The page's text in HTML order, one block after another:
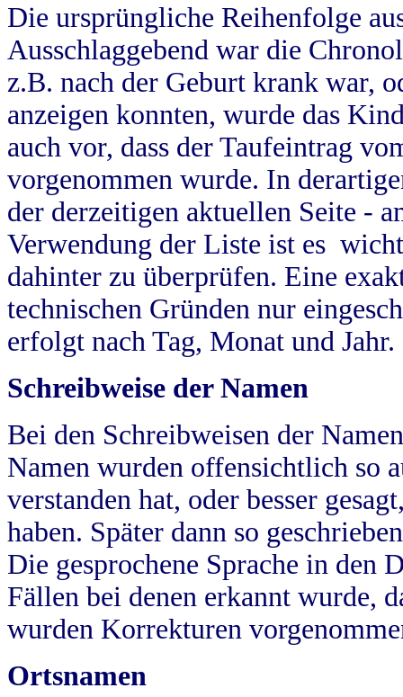
Die ursprüngliche Reihenfolge
Ausschlaggebend war die
z.B. nach der Geburt krank war,
anzeigen konnten, wurde das
auch vor, dass der Taufeintrag
vorgenommen wurde. In
der derzeitigen aktuellen Seite -
Verwendung der Liste ist es
dahinter zu überprüfen. Eine
technischen Gründen nur
erfolgt nach Tag, Monat und Jahr.
Schreibweise der Namen
Bei den Schreibweisen der
Namen wurden offensichtlich so
verstanden hat, oder besser
haben. Später dann so
Die gesprochene Sprache in
Fällen bei denen erkannt wurde,
wurden Korrekturen
Ortsnamen